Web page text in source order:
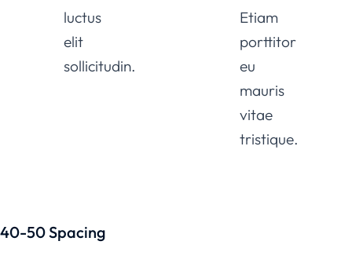
luctus
elit
sollicitudin.
Etiam
porttitor
eu
mauris
vitae
tristique.
40-50 Spacing